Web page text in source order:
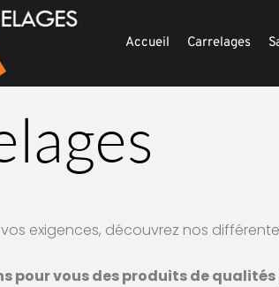
Accueil Carrelages
exigences, découvrez nos
pour vous des produits de qualités